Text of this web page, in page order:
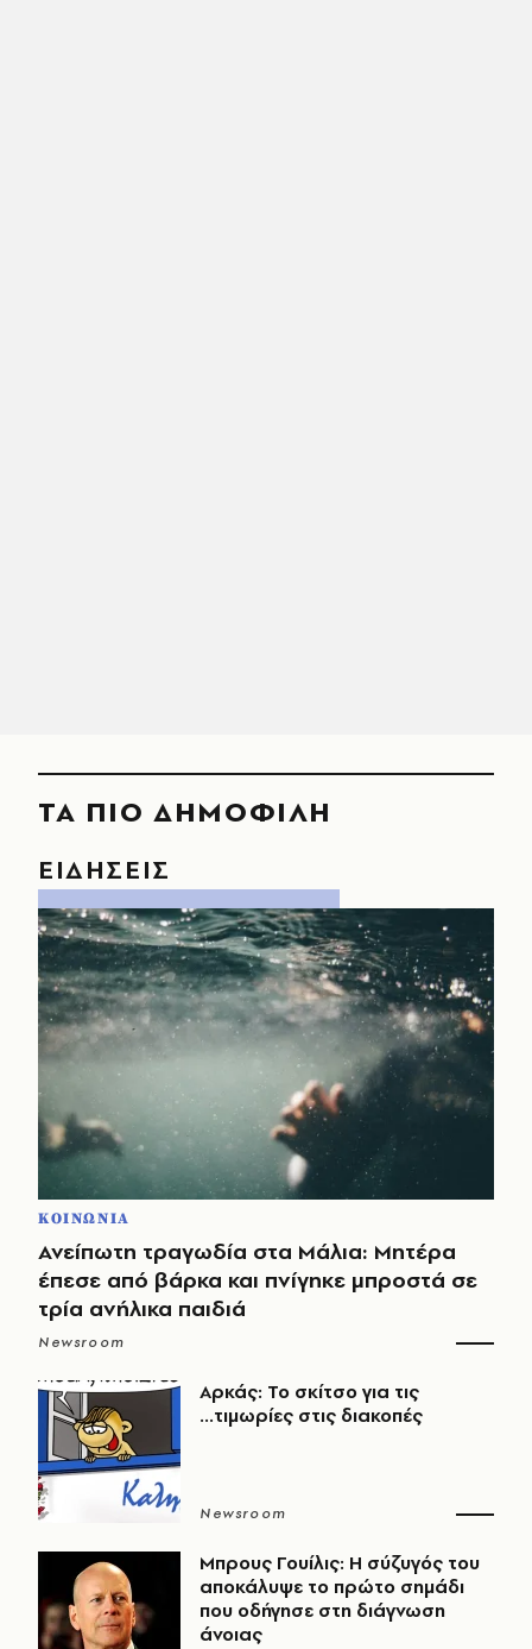
ΤΑ ΠΙΟ ΔΗΜΟΦΙΛΗ
ΕΙΔΗΣΕΙΣ
ΚΟΙΝΩΝΙΑ
Ανείπωτη τραγωδία στα Μάλια: Μητέρα
έπεσε από βάρκα και πνίγηκε μπροστά σε
τρία ανήλικα παιδιά
Newsroom
Αρκάς: Το σκίτσο για τις
...τιμωρίες στις διακοπές
Newsroom
Μπρους Γουίλις: Η σύζυγός του
αποκάλυψε το πρώτο σημάδι
που οδήγησε στη διάγνωση
άνοιας